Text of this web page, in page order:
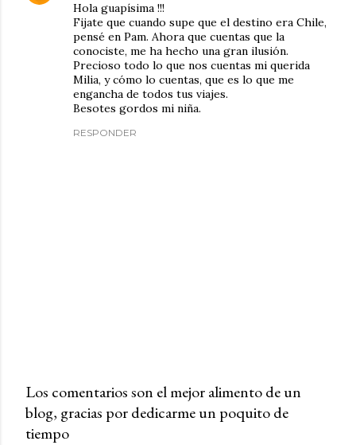
Hola guapísima !!!
Fijate que cuando supe que el destino era Chile,
pensé en Pam. Ahora que cuentas que la
conociste, me ha hecho una gran ilusión.
Precioso todo lo que nos cuentas mi querida
Milia, y cómo lo cuentas, que es lo que me
engancha de todos tus viajes.
Besotes gordos mi niña.
RESPONDER
P
u
Los comentarios son el mejor alimento de un
blog, gracias por dedicarme un poquito de
tiempo